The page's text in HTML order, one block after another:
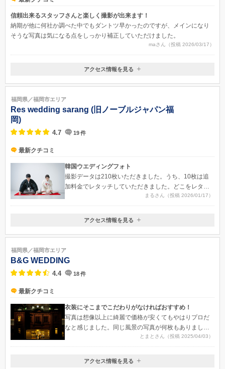
信頼出来るスタッフさんと楽しく撮影が出来ます！
納期が他に何社か調べた中でもダントツ早かったのですが、メインになり
そうな写真は気になる点をしっかり補正していただけました。
maさん（投稿 2026/03/17）
福岡県福岡市博多区吉塚4-8-36
アクセス情報を見る
福岡県／福岡市エリア
Res wedding sarang (旧ノーブルジャパン福
岡)
4.7 19件
最新クチコミ
韓国ウエディングフォト
撮影データは210枚いただきました。うち、10枚は追
加料金でレタッチしていただきました。どこをレタッ
チしてほしいなどの希望はできませんが、自然な形で
二の腕を細くしたり、ほうれい線を消したり、肌をな
めらかにしたり、想像以上のクオリティで嬉しかった
景を網羅したデータだったので、大変満足しました。
まるさん（投稿 2026/01/17）
福岡県福岡市博多区東比恵3-14-25 2F
地下鉄空港線 東比恵駅 6番出口より徒歩3分
アクセス情報を見る
福岡県／福岡市エリア
B&G WEDDING
4.4 18件
最新クチコミ
衣装にそこまでこだわりがなければおすすめ！
写真は想像以上に綺麗で価格が安くてもやはりプロだ
なと感じました。同じ風景の写真が何枚もありました
が、ポーズや表情がそれぞれ違ったので結婚式の準備
にも選びやすかったです。
とまとさん（投稿 2025/04/03）
アクセス情報を見る